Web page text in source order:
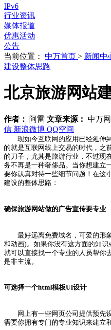
IPv6
行业资讯
媒体报道
优惠活动
公告
当前位置： 中万首页 > 新闻中
建设整体思路
北京旅游网站
作者： 阿雷 文章来源： 中万
信 新浪微博 QQ空间
现如今互联网的应用已经延伸
的就是互联网线上交易的时代，之
的刀子，尤其是旅游行业，不过现
务不再是一种奢侈品。当你想建立
要你认真对待一些细节问题！在这
建设的整体思路：
确保旅游网站做的广告宣传要专业
最好远离免费域名，可爱的形
和动画)。如果你没有这方面的知
就可以直接找一个专业的人员帮你
是非主流。
可选择一个html模板UI设计
网上有一些网页公司提供预先
需要你拥有专门的专业知识来建立